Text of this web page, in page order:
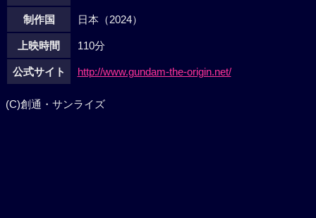
制作国 日本（2024）
上映時間 110分
公式サイト http://www.gundam-the-origin.net/
(C)創通・サンライズ